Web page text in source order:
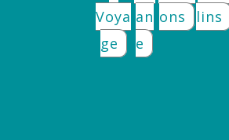
Voya
Ge
An
E
Ons
Lins